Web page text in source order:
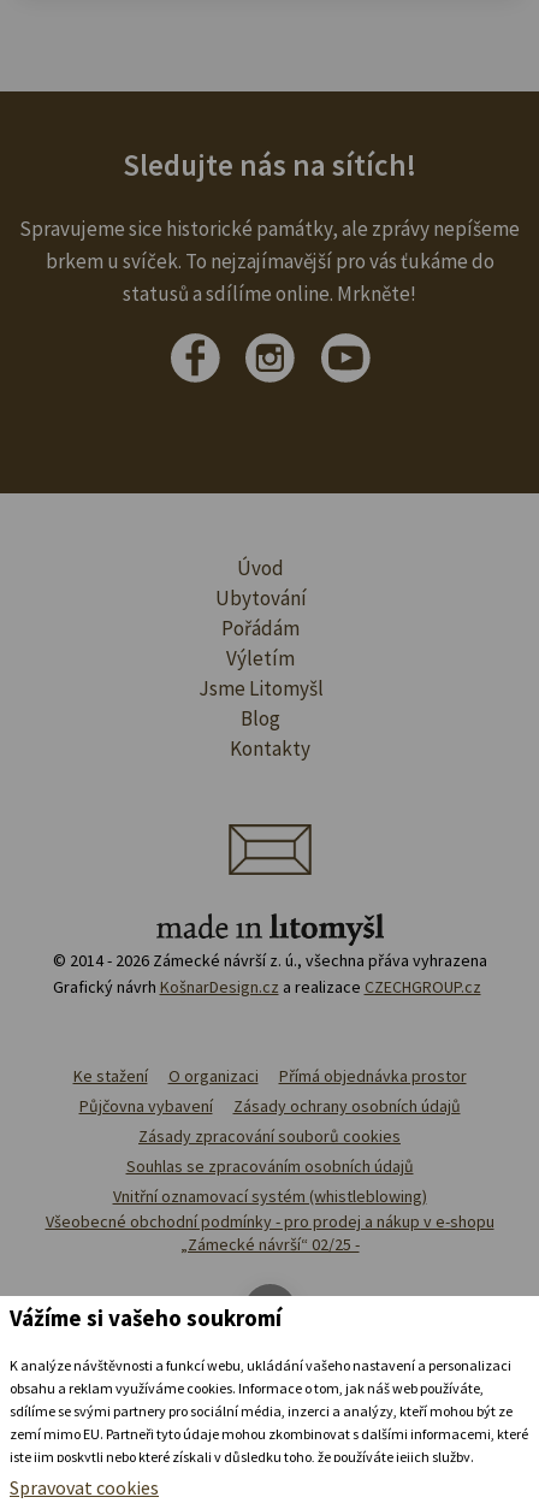
Sledujte nás na sítích!
Spravujeme sice historické památky, ale zprávy nepíšeme
brkem u svíček. To nejzajímavější pro vás ťukáme do
statusů a sdílíme online. Mrkněte!
Úvod
Ubytování
Pořádám
Výletím
Jsme Litomyšl
Blog
Kontakty
© 2014 - 2026 Zámecké návrší z. ú., všechna přáva vyhrazena
Grafický návrh KošnarDesign.cz a realizace CZECHGROUP.cz
Ke stažení O organizaci
Přímá objednávka prostor
Půjčovna vybavení
Zásady ochrany osobních údajů
Zásady zpracování souborů cookies
Souhlas se zpracováním osobních údajů
Vnitřní oznamovací systém (whistleblowing)
Všeobecné obchodní podmínky - pro prodej a nákup v e-shopu
„Zámecké návrší“ 02/25 -
Vážíme si vašeho soukromí
K analýze návštěvnosti a funkcí webu, ukládání vašeho nastavení a personalizaci
obsahu a reklam využíváme cookies. Informace o tom, jak náš web používáte,
sdílíme se svými partnery pro sociální média, inzerci a analýzy, kteří mohou být ze
zemí mimo EU. Partneři tyto údaje mohou zkombinovat s dalšími informacemi, které
jste jim poskytli nebo které získali v důsledku toho, že používáte jejich služby.
Podrobné informace
Spravovat cookies